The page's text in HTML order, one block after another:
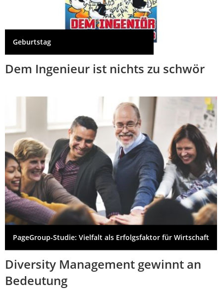
Geburtstag
Dem Ingenieur ist nichts zu schwör
PageGroup-Studie: Vielfalt als Erfolgsfaktor für Wirtschaft
Diversity Management gewinnt an
Bedeutung